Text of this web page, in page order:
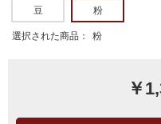
豆 粉
選択された商品： 粉
￥